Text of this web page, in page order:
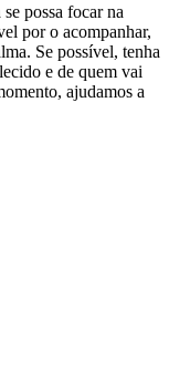
possa focar na
por o acompanhar,
Se possível, tenha
e de quem vai
ajudamos a